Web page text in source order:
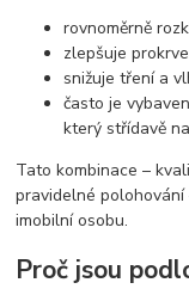
rovnoměrně
zlepšuje
snižuje tření a
často je
který střídavě
Tato kombinace –
pravidelné
imobilní osobu.
Proč jsou